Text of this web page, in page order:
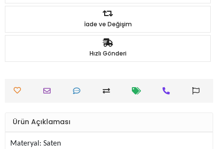
İade ve Değişim
Hızlı Gönderi
Ürün Açıklaması
Materyal: Saten